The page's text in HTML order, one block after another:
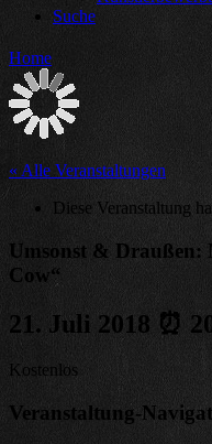
Suche
Home
« Alle Veranstaltungen
Diese Veranstaltung
Umsonst & Draußen:
Cow“
21. Juli 2018 ⏰
Kostenlos
Veranstaltung-